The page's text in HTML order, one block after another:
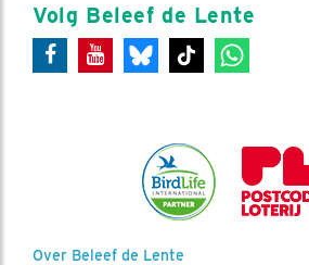
Volg Beleef de Lente
Over Beleef de Lente